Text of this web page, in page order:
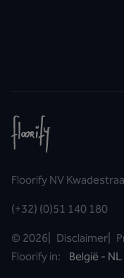
Floorify NV
(+32) (0)51 140 180
© 2026 Disclaimer
Floorify in:
België - NL